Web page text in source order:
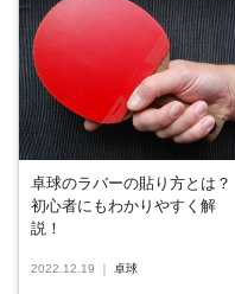
卓球のラバーの貼り方とは？
初心者にもわかりやすく解
説！
2022.12.19 卓球